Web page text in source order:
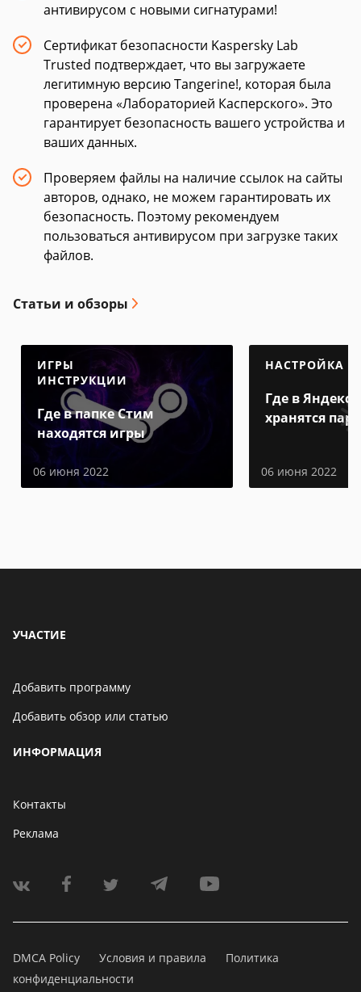
антивирусом с новыми сигнатурами!
Сертификат безопасности Kaspersky Lab
Trusted подтверждает, что вы загружаете
легитимную версию Tangerine!, которая была
проверена «Лабораторией Касперского». Это
гарантирует безопасность вашего устройства и
ваших данных.
Проверяем файлы на наличие ссылок на сайты
авторов, однако, не можем гарантировать их
безопасность. Поэтому рекомендуем
пользоваться антивирусом при загрузке таких
файлов.
Статьи и обзоры
ИГРЫ
ИНСТРУКЦИИ
Где в папке Стим
находятся игры
06 июня 2022
НАСТРОЙКА
Где в Яндекс
хранятся
06 июня 2022
УЧАСТИЕ
Добавить программу
Добавить обзор или статью
ИНФОРМАЦИЯ
Контакты
Реклама
DMCA Policy Условия и правила
Политика
конфиденциальности